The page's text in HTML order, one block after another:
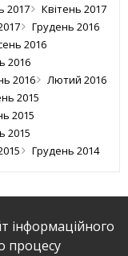
2017
Квітень 2017
Грудень 2016
2016
2016
2016
Лютий 2016
2015
2015
2015
Грудень 2014
інформаційного
процесу